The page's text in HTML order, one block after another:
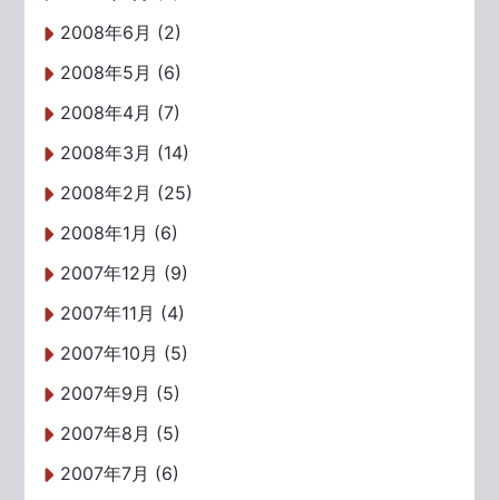
2008年6月 (2)
2008年5月 (6)
2008年4月 (7)
2008年3月 (14)
2008年2月 (25)
2008年1月 (6)
2007年12月 (9)
2007年11月 (4)
2007年10月 (5)
2007年9月 (5)
2007年8月 (5)
2007年7月 (6)